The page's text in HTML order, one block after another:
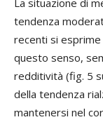
tendenza
recenti si
questo senso,
redditività (fig. 5
della tendenza
mantenersi nel